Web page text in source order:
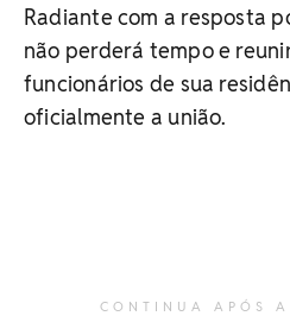
Radiante com a resposta
não perderá tempo e
funcionários de sua
oficialmente a união.
CONTINUA APÓS